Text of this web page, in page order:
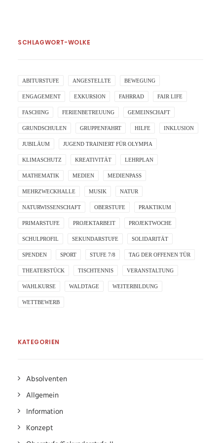
SCHLAGWORT-WOLKE
ABITURSTUFE ANGESTELLTE BEWEGUNG
ENGAGEMENT EXKURSION FAHRRAD FAIR LIFE
FASCHING FERIENBETREUUNG GEMEINSCHAFT
GRUNDSCHULEN GRUPPENFAHRT HILFE INKLUSION
JUBILÄUM JUGEND TRAINIERT FÜR OLYMPIA
KLIMASCHUTZ KREATIVITÄT LEHRPLAN
MATHEMATIK MEDIEN MEDIENPASS
MEHRZWECKHALLE MUSIK NATUR
NATURWISSENSCHAFT OBERSTUFE PRAKTIKUM
PRIMARSTUFE PROJEKTARBEIT PROJEKTWOCHE
SCHULPROFIL SEKUNDARSTUFE SOLIDARITÄT
SPENDEN SPORT STUFE 7/8 TAG DER OFFENEN TÜR
THEATERSTÜCK TISCHTENNIS VERANSTALTUNG
WAHLKURSE WALDTAGE WEITERBILDUNG
WETTBEWERB
KATEGORIEN
Absolventen
Allgemein
Information
Konzept